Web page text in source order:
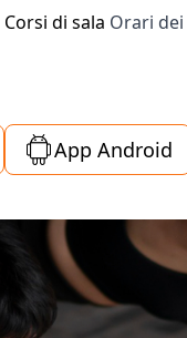
Corsi di sala Orari
App Android